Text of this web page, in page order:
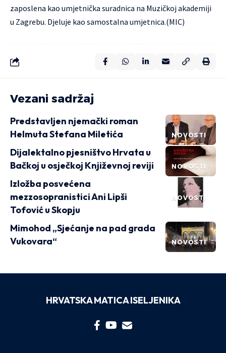
zaposlena kao umjetnička suradnica na Muzičkoj akademiji
u Zagrebu. Djeluje kao samostalna umjetnica.(MIC)
Vezani sadržaj
NOVOSTI
Predstavljen njemački roman
Helmuta Stefana Miletića
NOVOSTI
Dijalektalno pjesništvo Hrvata u
Bačkoj u osječkoj Književnoj reviji
NOVOSTI
Izložba posvećena
mezzosopranistici Ani Lipši
Tofović u Skopju
NOVOSTI
Mimohod „Sjećanje na pad grada
Vukovara“
HRVATSKA MATICA ISELJENIKA